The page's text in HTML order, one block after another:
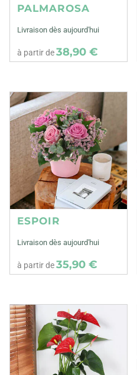
PALMAROSA
Livraison dès aujourd'hui
à partir de38,90 €
ESPOIR
Livraison dès aujourd'hui
à partir de35,90 €